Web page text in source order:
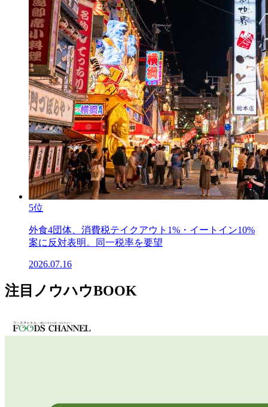
5位
外食4団体、消費税テイクアウト1%・イートイン10%
案に反対表明。同一税率を要望
2026.07.16
注目ノウハウBOOK